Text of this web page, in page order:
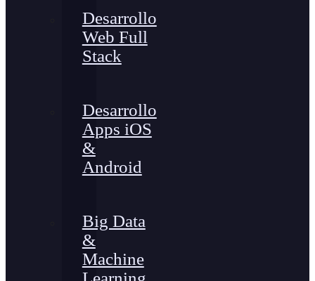
Desarrollo
Web Full
Stack
Desarrollo
Apps iOS
&
Android
Big Data
&
Machine